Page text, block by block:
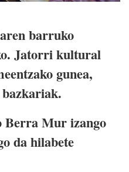
barruko
Jatorri kultural
gunea,
Berra Mur izango
da hilabete